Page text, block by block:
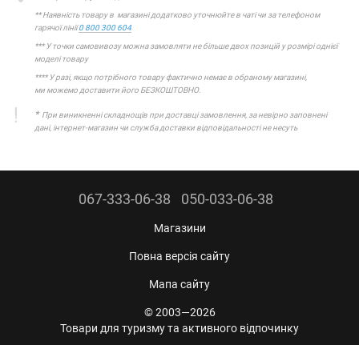
** Наявність товару в магазині додатково уточнюйте в чаті чи за телефоном
гарячої лінії0 800 300 604
*** У точки самовивозу можна замовляти не більше двох позицій у розмірі однієї
моделі товару
**** У разі, якщо потрібного товару фактично немає в обраному магазині,
ми можемо доставити його БЕЗКОШТОВНО.
*При виникненні складнощів при доставці замовлення, за невірно заповнені
дані, інтернет-магазин чи служба доставки відповідальності не несуть
067-333-06-38 050-033-06-38
Магазини
Повна версія сайту
Мапа сайту
© 2003—2026
Товари для туризму та активного відпочинку